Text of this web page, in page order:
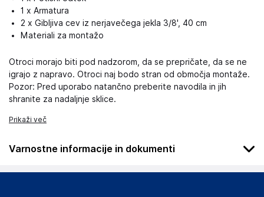
1 x Armatura
2 x Gibljiva cev iz nerjavečega jekla 3/8', 40 cm
Materiali za montažo
Otroci morajo biti pod nadzorom, da se prepričate, da se ne
igrajo z napravo. Otroci naj bodo stran od območja montaže.
Pozor: Pred uporabo natančno preberite navodila in jih
shranite za nadaljnje sklice.
Prikaži več
Varnostne informacije in dokumenti
Podatki o proizvajalcu